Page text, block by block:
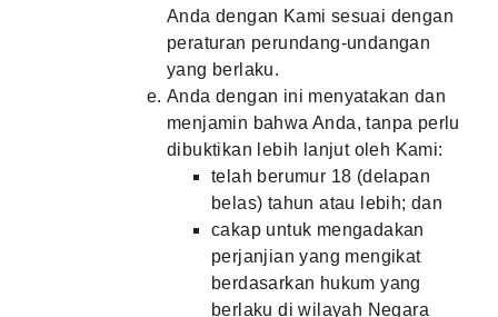
Anda dengan Kami sesuai dengan
peraturan perundang-undangan
yang berlaku.
Anda dengan ini menyatakan dan
menjamin bahwa Anda, tanpa perlu
dibuktikan lebih lanjut oleh Kami:
telah berumur 18 (delapan
belas) tahun atau lebih; dan
cakap untuk mengadakan
perjanjian yang mengikat
berdasarkan hukum yang
berlaku di wilayah Negara